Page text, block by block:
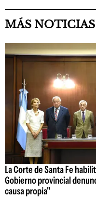
MÁS
La Corte de Santa Fe
Gobierno provincial
causa propia"